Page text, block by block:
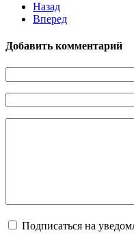
Назад
Вперед
Добавить комментарий
Подписаться на